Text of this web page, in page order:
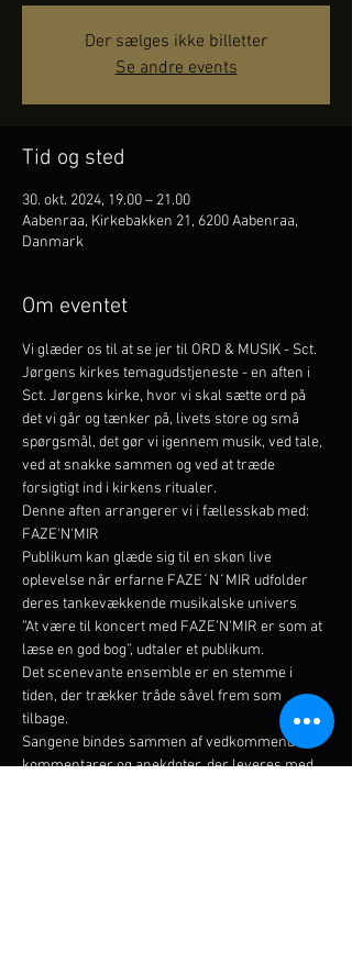
Der sælges ikke billetter
Se andre events
Tid og sted
30. okt. 2024, 19.00 – 21.00
Aabenraa, Kirkebakken 21, 6200 Aabenraa,
Danmark
Om eventet
Vi glæder os til at se jer til ORD & MUSIK - Sct.
Jørgens kirkes temagudstjeneste - en aften i
Sct. Jørgens kirke, hvor vi skal sætte ord på
det vi går og tænker på, livets store og små
spørgsmål, det gør vi igennem musik, ved tale,
ved at snakke sammen og ved at træde
forsigtigt ind i kirkens ritualer.
Denne aften arrangerer vi i fællesskab med:
FAZE'N'MIR
Publikum kan glæde sig til en skøn live
oplevelse når erfarne FAZE´N´MIR udfolder
deres tankevækkende musikalske univers
”At være til koncert med FAZE’N’MIR er som at
læse en god bog”, udtaler et publikum.
Det scenevante ensemble er en stemme i
tiden, der trækker tråde såvel frem som
tilbage.
Sangene bindes sammen af vedkommende
kommentarer og anekdoter, der leveres med